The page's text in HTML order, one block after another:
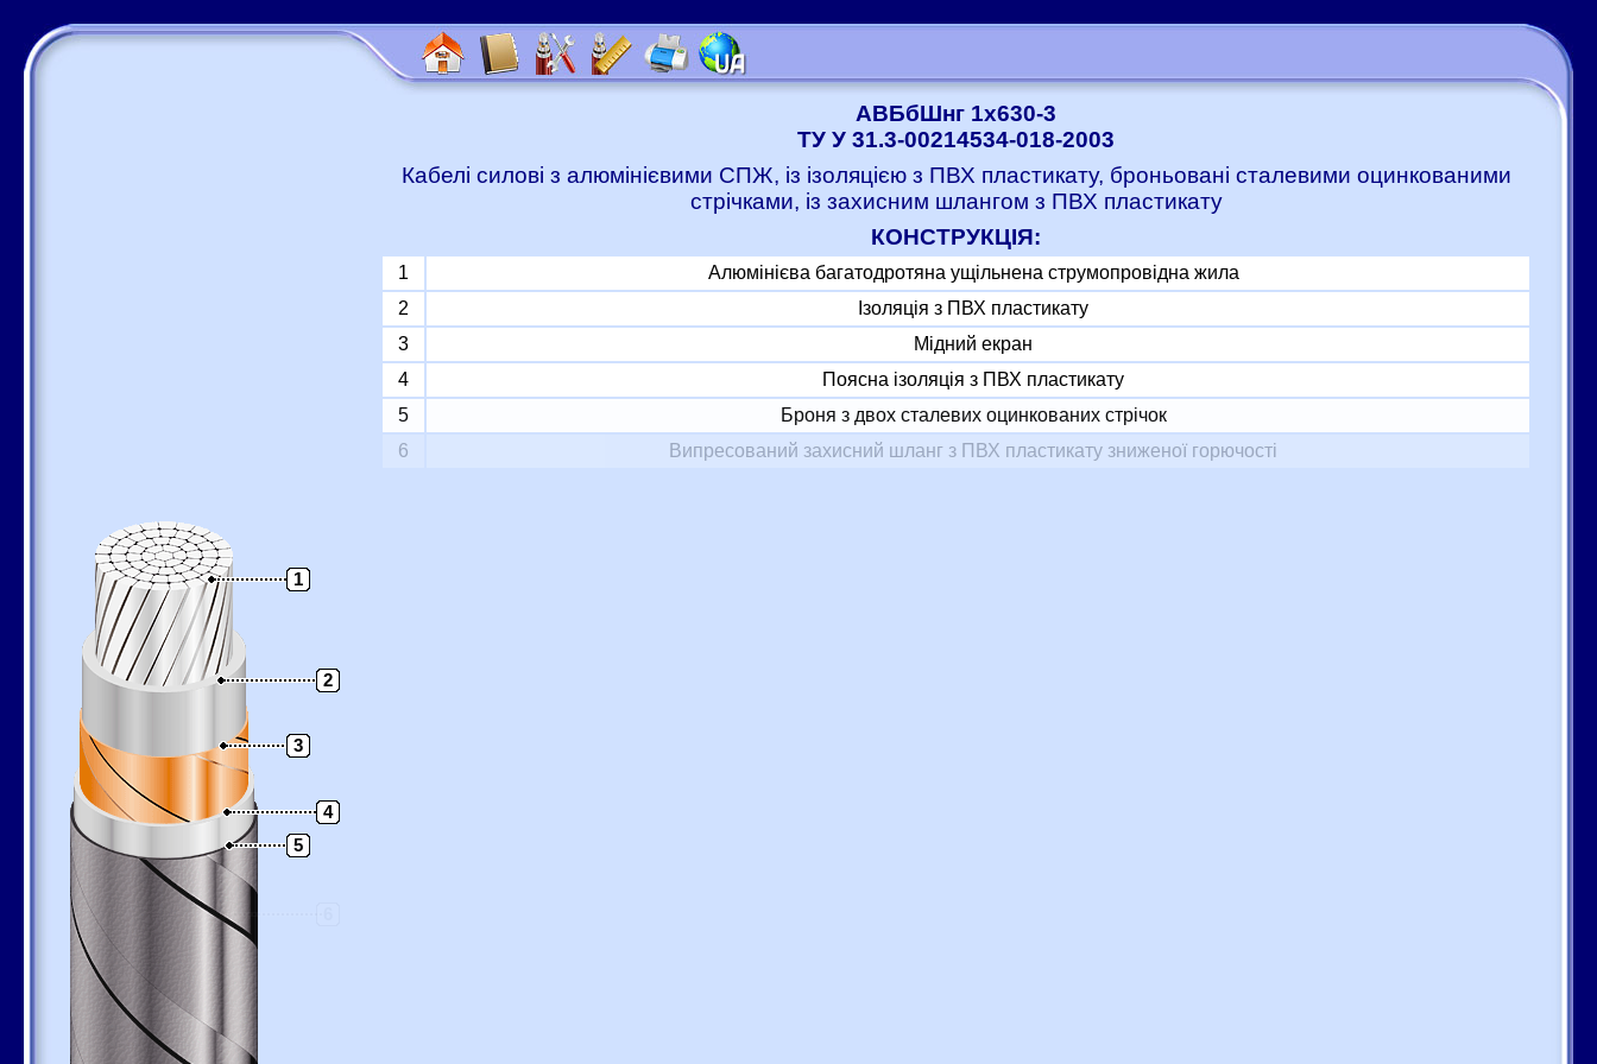
1
2
3
4
5
АВБбШнг 1x630-3
ТУ У 31.3-00214534-018-2003
Кабелі силові з алюмінієвими СПЖ, із ізоляцією з ПВХ пластикату, броньовані сталевими оцинкованими
стрічками, із захисним шлангом з ПВХ пластикату
КОНСТРУКЦІЯ:
1
Алюмінієва багатодротяна ущільнена струмопровідна жила
2
Ізоляція з ПВХ пластикату
3
Мідний екран
4
Поясна ізоляція з ПВХ пластикату
5
Броня з двох сталевих оцинкованих стрічок
6
Випресований захисний шланг з ПВХ пластикату зниженої горючості